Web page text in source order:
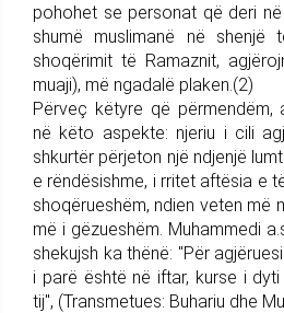
pohohet se personat që deri
shumë muslimanë në shenjë
shoqërimit të Ramaznit,
muaji), më ngadalë plaken.(2)
Përveç këtyre që përmendëm,
në këto aspekte: njeriu i cili
shkurtër përjeton një ndjenjë
e rëndësishme, i rritet aftësia e
shoqërueshëm, ndien veten më
më i gëzueshëm. Muhammedi
shekujsh ka thënë: "Për
i parë është në iftar, kurse i
tij", (Transmetues: Buhariu dhe